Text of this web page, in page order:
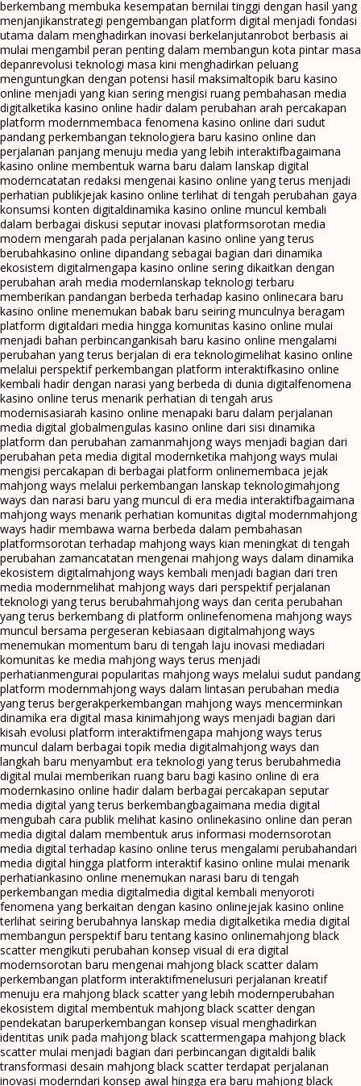
berkembang membuka kesempatan bernilai tinggi dengan hasil yang
menjanjikanstrategi pengembangan platform digital menjadi fondasi
utama dalam menghadirkan inovasi berkelanjutanrobot berbasis ai
mulai mengambil peran penting dalam membangun kota pintar masa
depanrevolusi teknologi masa kini menghadirkan peluang
menguntungkan dengan potensi hasil maksimaltopik baru kasino
online menjadi yang kian sering mengisi ruang pembahasan media
digitalketika kasino online hadir dalam perubahan arah percakapan
platform modernmembaca fenomena kasino online dari sudut
pandang perkembangan teknologiera baru kasino online dan
perjalanan panjang menuju media yang lebih interaktifbagaimana
kasino online membentuk warna baru dalam lanskap digital
moderncatatan redaksi mengenai kasino online yang terus menjadi
perhatian publikjejak kasino online terlihat di tengah perubahan gaya
konsumsi konten digitaldinamika kasino online muncul kembali
dalam berbagai diskusi seputar inovasi platformsorotan media
modern mengarah pada perjalanan kasino online yang terus
berubahkasino online dipandang sebagai bagian dari dinamika
ekosistem digitalmengapa kasino online sering dikaitkan dengan
perubahan arah media modernlanskap teknologi terbaru
memberikan pandangan berbeda terhadap kasino onlinecara baru
kasino online menemukan babak baru seiring munculnya beragam
platform digitaldari media hingga komunitas kasino online mulai
menjadi bahan perbincangankisah baru kasino online mengalami
perubahan yang terus berjalan di era teknologimelihat kasino online
melalui perspektif perkembangan platform interaktifkasino online
kembali hadir dengan narasi yang berbeda di dunia digitalfenomena
kasino online terus menarik perhatian di tengah arus
modernisasiarah kasino online menapaki baru dalam perjalanan
media digital globalmengulas kasino online dari sisi dinamika
platform dan perubahan zamanmahjong ways menjadi bagian dari
perubahan peta media digital modernketika mahjong ways mulai
mengisi percakapan di berbagai platform onlinemembaca jejak
mahjong ways melalui perkembangan lanskap teknologimahjong
ways dan narasi baru yang muncul di era media interaktifbagaimana
mahjong ways menarik perhatian komunitas digital modernmahjong
ways hadir membawa warna berbeda dalam pembahasan
platformsorotan terhadap mahjong ways kian meningkat di tengah
perubahan zamancatatan mengenai mahjong ways dalam dinamika
ekosistem digitalmahjong ways kembali menjadi bagian dari tren
media modernmelihat mahjong ways dari perspektif perjalanan
teknologi yang terus berubahmahjong ways dan cerita perubahan
yang terus berkembang di platform onlinefenomena mahjong ways
muncul bersama pergeseran kebiasaan digitalmahjong ways
menemukan momentum baru di tengah laju inovasi mediadari
komunitas ke media mahjong ways terus menjadi
perhatianmengurai popularitas mahjong ways melalui sudut pandang
platform modernmahjong ways dalam lintasan perubahan media
yang terus bergerakperkembangan mahjong ways mencerminkan
dinamika era digital masa kinimahjong ways menjadi bagian dari
kisah evolusi platform interaktifmengapa mahjong ways terus
muncul dalam berbagai topik media digitalmahjong ways dan
langkah baru menyambut era teknologi yang terus berubahmedia
digital mulai memberikan ruang baru bagi kasino online di era
modernkasino online hadir dalam berbagai percakapan seputar
media digital yang terus berkembangbagaimana media digital
mengubah cara publik melihat kasino onlinekasino online dan peran
media digital dalam membentuk arus informasi modernsorotan
media digital terhadap kasino online terus mengalami perubahandari
media digital hingga platform interaktif kasino online mulai menarik
perhatiankasino online menemukan narasi baru di tengah
perkembangan media digitalmedia digital kembali menyoroti
fenomena yang berkaitan dengan kasino onlinejejak kasino online
terlihat seiring berubahnya lanskap media digitalketika media digital
membangun perspektif baru tentang kasino onlinemahjong black
scatter mengikuti perubahan konsep visual di era digital
modernsorotan baru mengenai mahjong black scatter dalam
perkembangan platform interaktifmenelusuri perjalanan kreatif
menuju era mahjong black scatter yang lebih modernperubahan
ekosistem digital membentuk mahjong black scatter dengan
pendekatan baruperkembangan konsep visual menghadirkan
identitas unik pada mahjong black scattermengapa mahjong black
scatter mulai menjadi bagian dari perbincangan digitaldi balik
transformasi desain mahjong black scatter terdapat perjalanan
inovasi moderndari konsep awal hingga era baru mahjong black